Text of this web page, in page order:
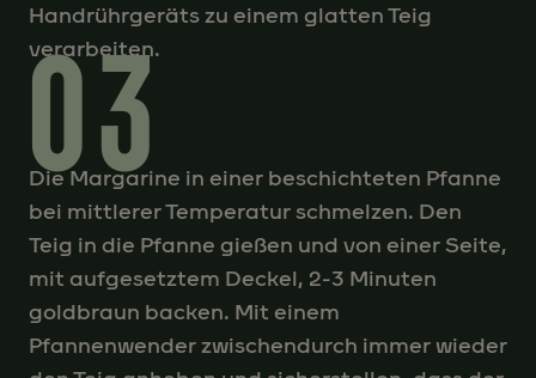
Handrührgeräts zu einem glatten Teig
verarbeiten.
03
Die Margarine in einer beschichteten Pfanne
bei mittlerer Temperatur schmelzen. Den
Teig in die Pfanne gießen und von einer Seite,
mit aufgesetztem Deckel, 2-3 Minuten
goldbraun backen. Mit einem
Pfannenwender zwischendurch immer wieder